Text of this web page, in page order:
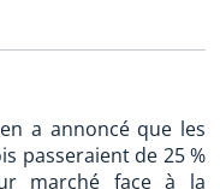
a annoncé que les
passeraient de 25 %
marché face à la